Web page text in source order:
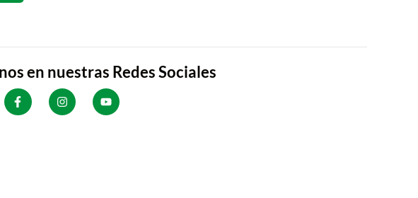
en nuestras Redes Sociales